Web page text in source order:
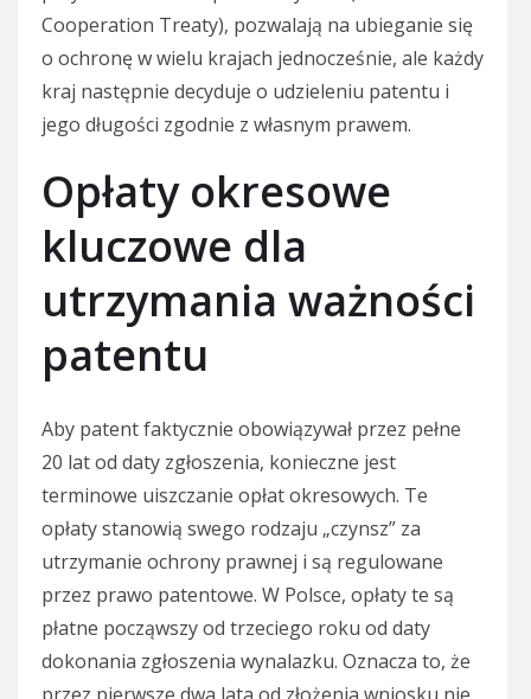
Cooperation Treaty), pozwalają na ubieganie się
o ochronę w wielu krajach jednocześnie, ale każdy
kraj następnie decyduje o udzieleniu patentu i
jego długości zgodnie z własnym prawem.
Opłaty okresowe
kluczowe dla
utrzymania ważności
patentu
Aby patent faktycznie obowiązywał przez pełne
20 lat od daty zgłoszenia, konieczne jest
terminowe uiszczanie opłat okresowych. Te
opłaty stanowią swego rodzaju „czynsz” za
utrzymanie ochrony prawnej i są regulowane
przez prawo patentowe. W Polsce, opłaty te są
płatne począwszy od trzeciego roku od daty
dokonania zgłoszenia wynalazku. Oznacza to, że